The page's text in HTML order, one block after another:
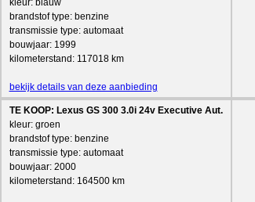
kleur: blauw
brandstof type: benzine
transmissie type: automaat
bouwjaar: 1999
kilometerstand: 117018 km
bekijk details van deze aanbieding
TE KOOP: Lexus GS 300 3.0i 24v Executive Aut.
kleur: groen
brandstof type: benzine
transmissie type: automaat
bouwjaar: 2000
kilometerstand: 164500 km